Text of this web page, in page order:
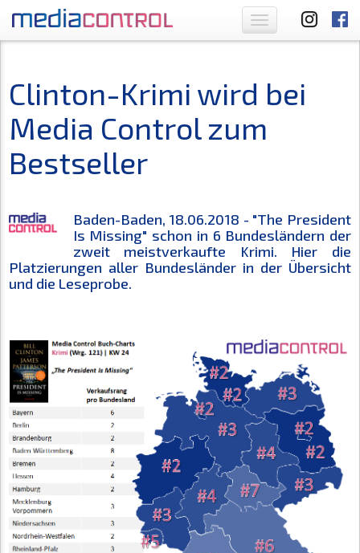
Toggle
navigation
Clinton-Krimi wird bei
Media Control zum
Bestseller
Baden-Baden, 18.06.2018 - "The President
Is Missing" schon in 6 Bundesländern der
zweit meistverkaufte Krimi. Hier die
Platzierungen aller Bundesländer in der Übersicht
und die Leseprobe.